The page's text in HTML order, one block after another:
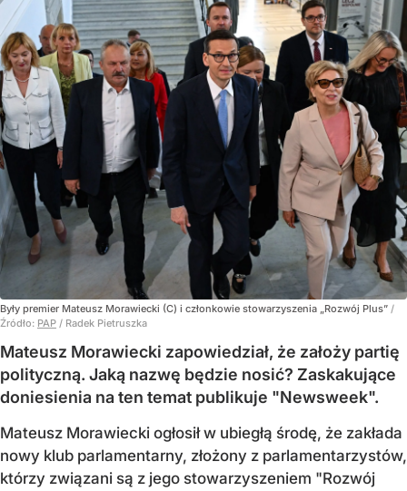
Były premier Mateusz Morawiecki (C) i członkowie stowarzyszenia „Rozwój Plus” /
Źródło: PAP / Radek Pietruszka
Mateusz Morawiecki zapowiedział, że założy partię
polityczną. Jaką nazwę będzie nosić? Zaskakujące
doniesienia na ten temat publikuje "Newsweek".
Mateusz Morawiecki ogłosił w ubiegłą środę, że zakłada
nowy klub parlamentarny, złożony z parlamentarzystów,
którzy związani są z jego stowarzyszeniem "Rozwój